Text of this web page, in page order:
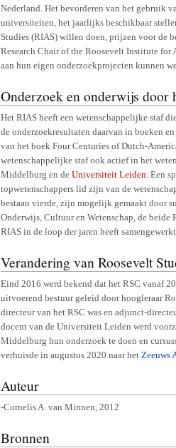
Nederland. Het bevorderen van het gebruik
universiteiten, het jaarlijks beschikbaar
Studies (RIAS) willen doen, prijzen voor de
Research Chair of the Roosevelt Institute for
aan hun eigen onderzoekprojecten kunnen
Onderzoek en onderwijs door
Het RIAS heeft een wetenschappelijke staf
de onderzoekresultaten daarvan in boeken
van het boek Four Centuries of Dutch-
wetenschappelijke staf ook actief in het
Middelburg en de Universiteit Leiden . Een
topwetenschappers lid zijn van de
bestaan vierde, zijn mogelijk gemaakt door
Onderwijs, Cultuur en Wetenschap, de
RIAS in de loop der jaren heeft
Verandering van Roosevelt
Eind 2016 werd bekend dat het RSC vanaf
uitvoerend bestuur geleid door hoogleraar
directeur van het RSC was en adjunct-
docent van de Universiteit Leiden werd
Middelburg hun onderzoek te doen en
verhuisde in augustus 2020 naar het Zeeuws
Auteur
-Cornelis A. van Minnen, 2012
Bronnen